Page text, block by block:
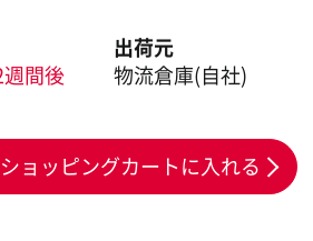
間後
出荷元
物流倉庫(自社)
ショッピングカートに入れる